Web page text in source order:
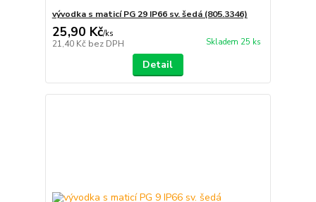
vývodka s maticí PG 29 IP66 sv. šedá (805.3346)
25,90 Kč/ks
21,40 Kč bez DPH Skladem 25 ks
Detail